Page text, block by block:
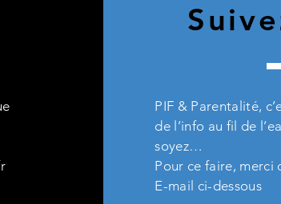
PIF & Parentalité,
de l’info au fil de
soyez…
Pour ce faire, merci
E-mail ci-dessous